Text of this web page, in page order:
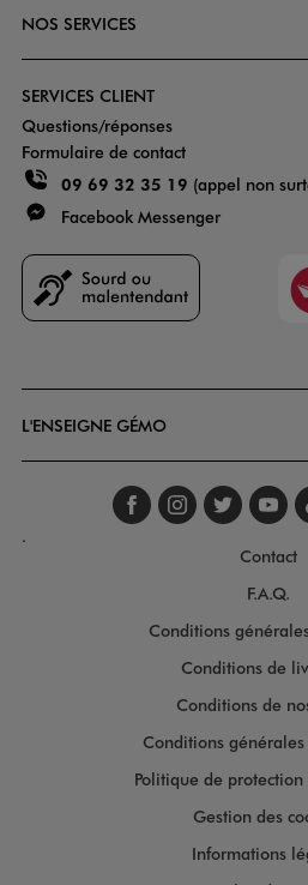
NOS SERVICES
SERVICES CLIENT
Questions/réponses
Formulaire de contact
09 69 32 35 19 (appel non
Facebook Messenger
L'ENSEIGNE GÉMO
Suivez-
.
Contact
F.A.Q.
Conditions
Conditions de
Conditions de
Conditions
Politique de
Gestion des
Informations